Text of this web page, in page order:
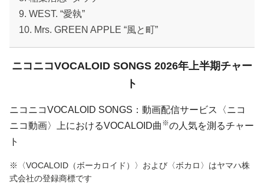
9. WEST. “愛執”
10. Mrs. GREEN APPLE “風と町”
ニコニコVOCALOID SONGS 2026年上半期チャー
ト
ニコニコVOCALOID SONGS：動画配信サービス〈ニコ
ニコ動画〉上におけるVOCALOID曲 ※の人気を測るチャー
ト
※〈VOCALOID（ボーカロイド）〉および〈ボカロ〉はヤマハ株
式会社の登録商標です